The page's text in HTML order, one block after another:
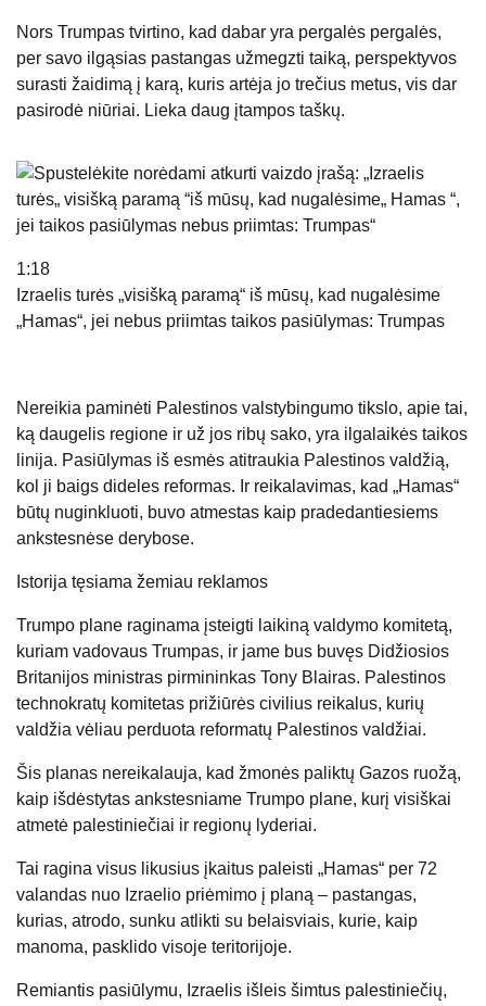
Nors Trumpas tvirtino, kad dabar yra pergalės pergalės,
per savo ilgąsias pastangas užmegzti taiką, perspektyvos
surasti žaidimą į karą, kuris artėja jo trečius metus, vis dar
pasirodė niūriai. Lieka daug įtampos taškų.
1:18
Izraelis turės „visišką paramą“ iš mūsų, kad nugalėsime
„Hamas“, jei nebus priimtas taikos pasiūlymas: Trumpas
Nereikia paminėti Palestinos valstybingumo tikslo, apie tai,
ką daugelis regione ir už jos ribų sako, yra ilgalaikės taikos
linija. Pasiūlymas iš esmės atitraukia Palestinos valdžią,
kol ji baigs dideles reformas. Ir reikalavimas, kad „Hamas“
būtų nuginkluoti, buvo atmestas kaip pradedantiesiems
ankstesnėse derybose.
Istorija tęsiama žemiau reklamos
Trumpo plane raginama įsteigti laikiną valdymo komitetą,
kuriam vadovaus Trumpas, ir jame bus buvęs Didžiosios
Britanijos ministras pirmininkas Tony Blairas. Palestinos
technokratų komitetas prižiūrės civilius reikalus, kurių
valdžia vėliau perduota reformatų Palestinos valdžiai.
Šis planas nereikalauja, kad žmonės paliktų Gazos ruožą,
kaip išdėstytas ankstesniame Trumpo plane, kurį visiškai
atmetė palestiniečiai ir regionų lyderiai.
Tai ragina visus likusius įkaitus paleisti „Hamas“ per 72
valandas nuo Izraelio priėmimo į planą – pastangas,
kurias, atrodo, sunku atlikti su belaisviais, kurie, kaip
manoma, pasklido visoje teritorijoje.
Remiantis pasiūlymu, Izraelis išleis šimtus palestiniečių,